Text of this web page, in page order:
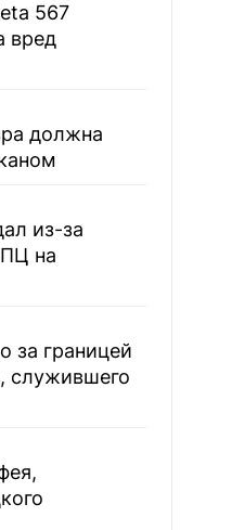
567
вред
должна
из-за
на
за границей
служившего